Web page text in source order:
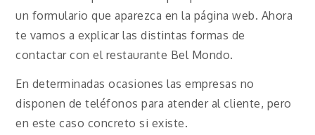
un formulario que aparezca en la página web. Ahora
te vamos a explicar las distintas formas de
contactar con el restaurante Bel Mondo.
En determinadas ocasiones las empresas no
disponen de teléfonos para atender al cliente, pero
en este caso concreto si existe.